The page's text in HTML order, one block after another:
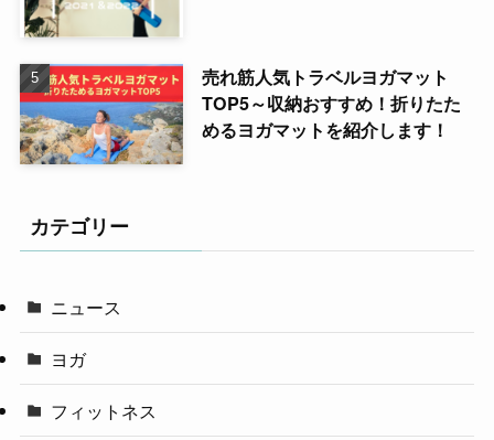
売れ筋人気トラベルヨガマット
TOP5～収納おすすめ！折りたた
めるヨガマットを紹介します！
カテゴリー
ニュース
ヨガ
フィットネス